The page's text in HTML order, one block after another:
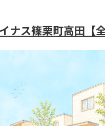
ナス篠栗町高田【